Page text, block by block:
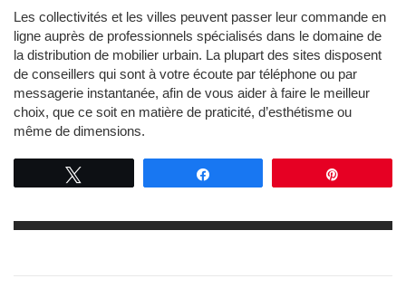
Les collectivités et les villes peuvent passer leur commande en
ligne auprès de professionnels spécialisés dans le domaine de
la distribution de mobilier urbain. La plupart des sites disposent
de conseillers qui sont à votre écoute par téléphone ou par
messagerie instantanée, afin de vous aider à faire le meilleur
choix, que ce soit en matière de praticité, d’esthétisme ou
même de dimensions.